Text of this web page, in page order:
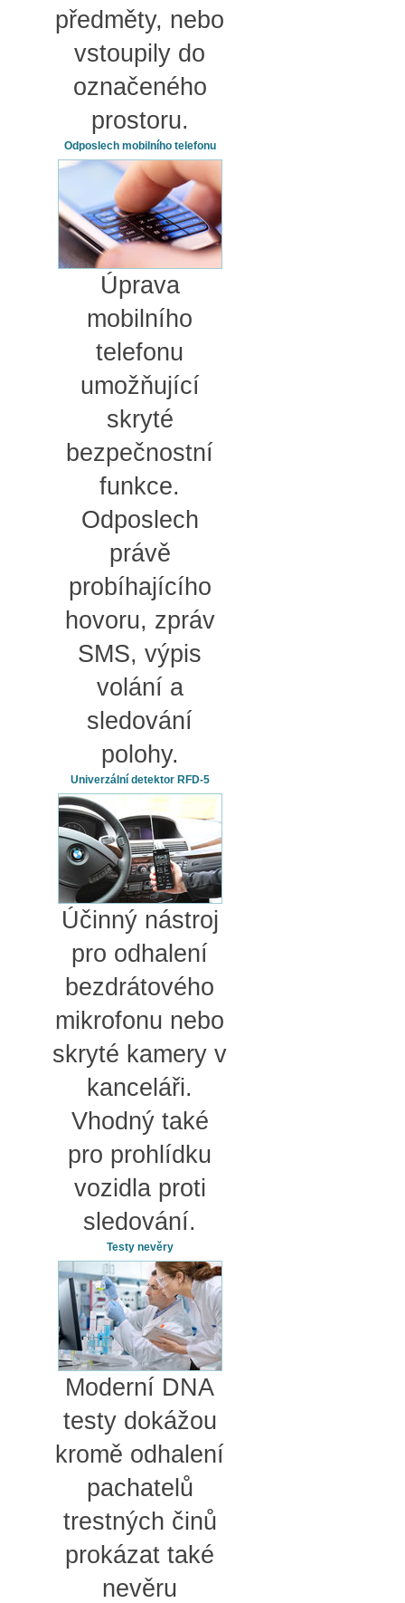
předměty, nebo
vstoupily do
označeného
prostoru.
Odposlech mobilního telefonu
Úprava
mobilního
telefonu
umožňující
skryté
bezpečnostní
funkce.
Odposlech
právě
probíhajícího
hovoru, zpráv
SMS, výpis
volání a
sledování
polohy.
Univerzální detektor RFD-5
Účinný nástroj
pro odhalení
bezdrátového
mikrofonu nebo
skryté kamery v
kanceláři.
Vhodný také
pro prohlídku
vozidla proti
sledování.
Testy nevěry
Moderní DNA
testy dokážou
kromě odhalení
pachatelů
trestných činů
prokázat také
nevěru